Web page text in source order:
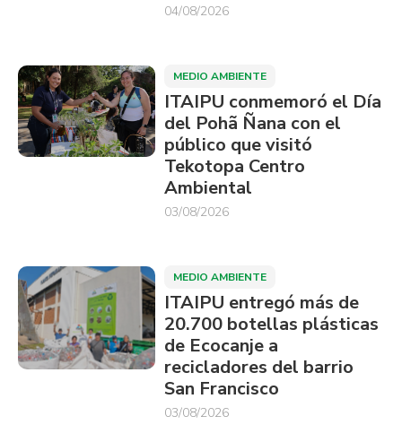
04/08/2026
MEDIO AMBIENTE
ITAIPU conmemoró el Día
del Pohã Ñana con el
público que visitó
Tekotopa Centro
Ambiental
03/08/2026
MEDIO AMBIENTE
ITAIPU entregó más de
20.700 botellas plásticas
de Ecocanje a
recicladores del barrio
San Francisco
03/08/2026